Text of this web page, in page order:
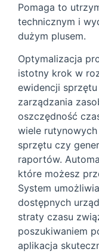
Pomaga to
technicznym i
dużym plusem.
Optymalizacja
istotny krok w
ewidencji
zarządzania
oszczędność
wiele
sprzętu czy
raportów.
które możesz
System
dostępnych
straty czasu
poszukiwaniem
aplikacja